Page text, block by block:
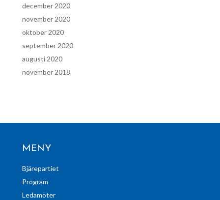
december 2020
november 2020
oktober 2020
september 2020
augusti 2020
november 2018
MENY
Bjärepartiet
Program
Ledamöter